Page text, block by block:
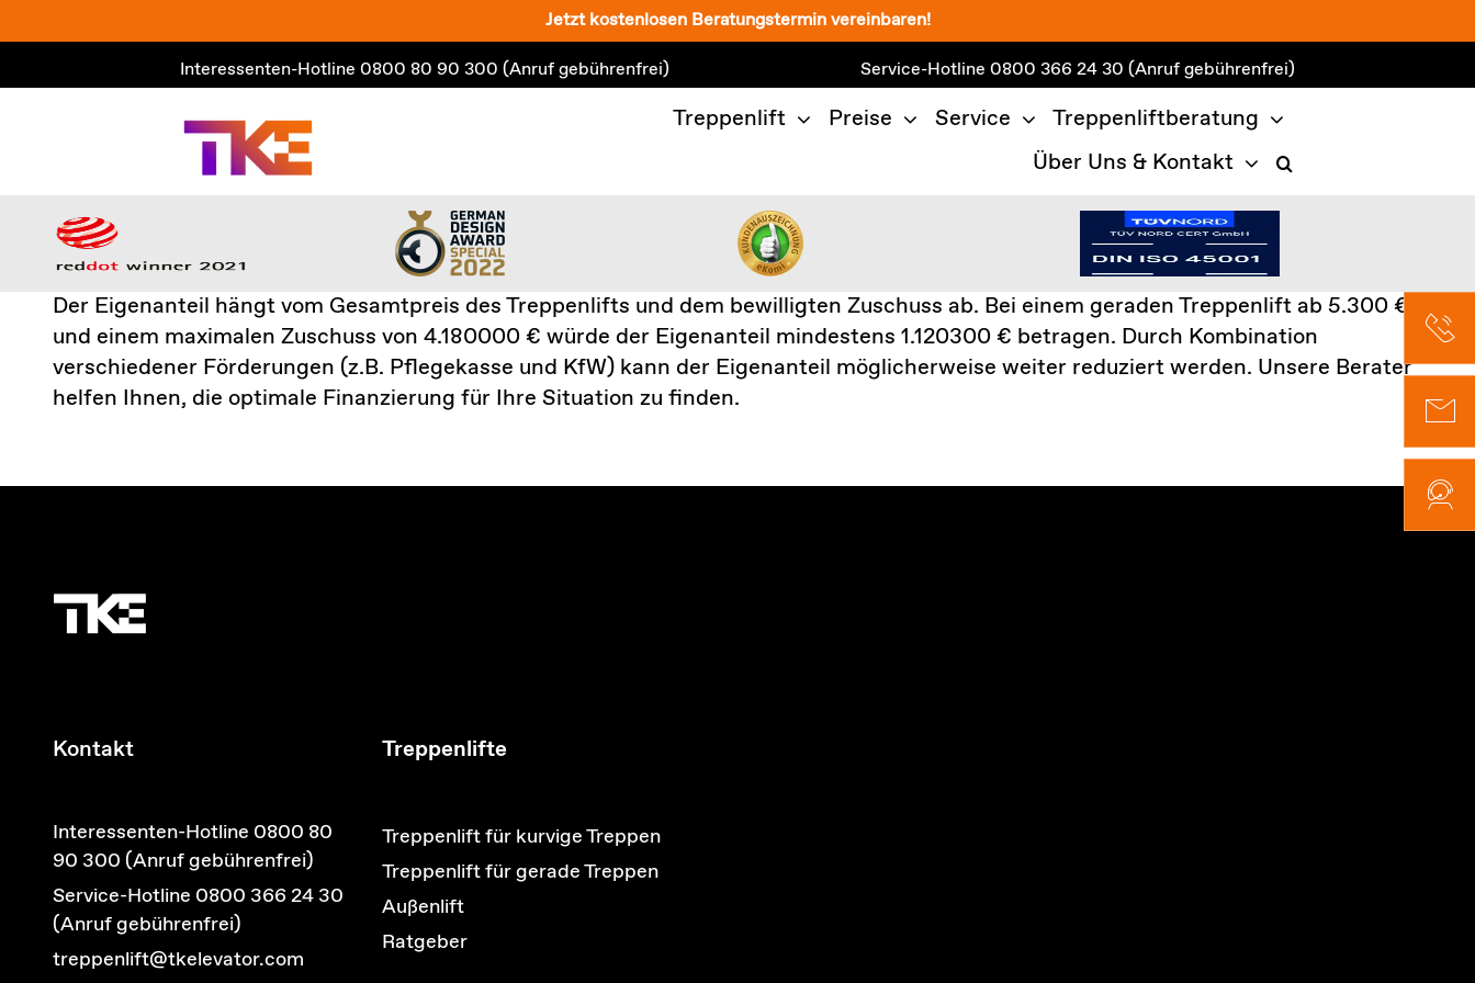
Inhalt
Jetzt kostenlosen Beratungstermin vereinbaren!
Interessenten-Hotline 0800 80 90 300 (Anruf gebührenfrei) Service-Hotline0800 366 24 30 (Anruf gebührenfrei)
Treppenlift Preise Service
Treppenliftberatung
Über Uns & Kontakt
Der Eigenanteil hängt vom Gesamtpreis des Treppenlifts und dem bewilligten Zuschuss ab. Bei einem geraden Treppenlift ab 5.300 €
und einem maximalen Zuschuss von 4.180000 € würde der Eigenanteil mindestens 1.120300 € betragen. Durch Kombination
verschiedener Förderungen (z.B. Pflegekasse und KfW) kann der Eigenanteil möglicherweise weiter reduziert werden. Unsere Berater
helfen Ihnen, die optimale Finanzierung für Ihre Situation zu finden.
Kontakt
Interessenten-Hotline 0800 80
90 300 (Anruf gebührenfrei)
Service-Hotline 0800 366 24 30
(Anruf gebührenfrei)
treppenlift@tkelevator.com
Treppenlifte
Treppenlift für kurvige Treppen
Treppenlift für gerade Treppen
Außenlift
Ratgeber